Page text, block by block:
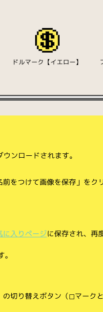
ドルマーク【イエロー】
ンロードされます。
をつけて画像を保存」をク
に入りページに保存され、再
切り替えボタン（◻︎マーク